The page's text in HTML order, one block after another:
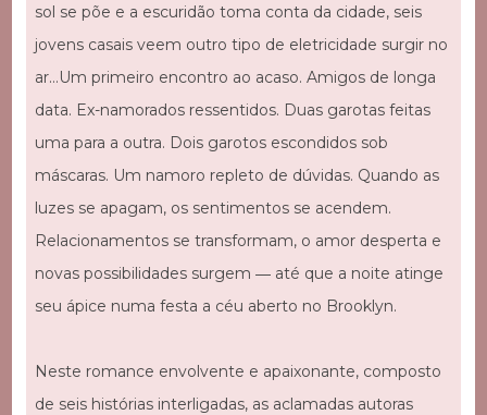
sol se põe e a escuridão toma conta da cidade, seis
jovens casais veem outro tipo de eletricidade surgir no
ar…Um primeiro encontro ao acaso. Amigos de longa
data. Ex-namorados ressentidos. Duas garotas feitas
uma para a outra. Dois garotos escondidos sob
máscaras. Um namoro repleto de dúvidas. Quando as
luzes se apagam, os sentimentos se acendem.
Relacionamentos se transformam, o amor desperta e
novas possibilidades surgem ― até que a noite atinge
seu ápice numa festa a céu aberto no Brooklyn.
Neste romance envolvente e apaixonante, composto
de seis histórias interligadas, as aclamadas autoras